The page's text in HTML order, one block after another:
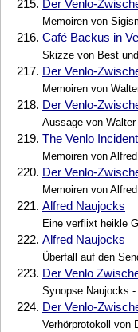
215. Der Venlo-
Memoiren von
216. Café Backus in
Skizze von Best
217. Der Venlo-
Memoiren von
218. Der Venlo-
Aussage von
219. The Venlo Incident
Memoiren von
220. Der Venlo-
Memoiren von
221. Alfred Naujocks
Eine verflixt heikle
222. Alfred Naujocks
Überfall auf den
223. Der Venlo
Synopse Naujocks
224. Der Venlo-
Verhörprotokoll von